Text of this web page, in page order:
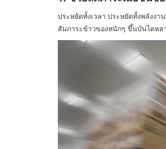
ประหยัดทั้งเวลา ประหยัดทั้งพลังง
สัมภาระข้าวของหนักๆ ขึ้นบันไดหล